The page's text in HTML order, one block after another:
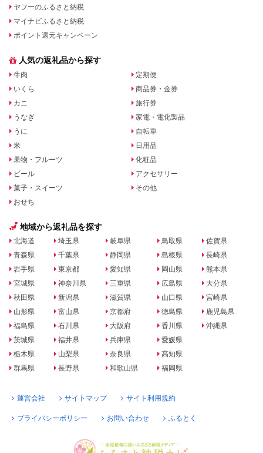
ヤフーのふるさと納税
マイナビふるさと納税
ポイント還元キャンペーン
人気の返礼品から探す
牛肉
いくら
カニ
うなぎ
うに
米
果物・フルーツ
ビール
菓子・スイーツ
おせち
定期便
商品券・金券
旅行券
家電・電化製品
自転車
日用品
化粧品
アクセサリー
その他
地域から返礼品を探す
北海道
青森県
岩手県
宮城県
秋田県
山形県
福島県
茨城県
栃木県
群馬県
埼玉県
千葉県
東京都
神奈川県
新潟県
富山県
石川県
福井県
山梨県
長野県
岐阜県
静岡県
愛知県
三重県
滋賀県
京都府
大阪府
兵庫県
奈良県
和歌山県
鳥取県
島根県
岡山県
広島県
山口県
徳島県
香川県
愛媛県
高知県
福岡県
佐賀県
長崎県
熊本県
大分県
宮崎県
鹿児島県
沖縄県
運営会社 サイトマップ サイト利用規約
プライバシーポリシー お問い合わせ ふるとく